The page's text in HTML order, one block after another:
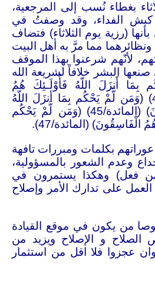
بغطاء نُسب إلى المرجعية،
كبش الفداء، وقد وصفتُ في
(رزية يوم الثلاثاء) فتضاف
مما مرَّ به أهل البيت
لأنّهم شرعنوا بهذا الموقف
صنعها البشر خلافاً لشريعة الله
بِمَا أَنزَلَ اللّهُ فَأُوْلَـئِكَ هُمُ
الْكَافِرُونَ) (المائدة/44) (وَمَن لَّمْ يَحْكُم بِمَا أنزَلَ اللّهُ
فَأُوْلَـئِكَ هُمُ الظَّالِمُونَ) (المائدة/45) (وَمَن لَّمْ يَحْكُم
الْفَاسِقُونَ) (المائدة/47)
.
بكلمات ومبررات تافهة
وعدم الشعور بالمسؤولية،
فعل) وهكذا يستمرون في
على تدارك الأمر وإصلاح
من يكون في موقع القيادة
الصلاح و الإصلاح ويزيد من
وان عجزوا فلا اقل من استثمار